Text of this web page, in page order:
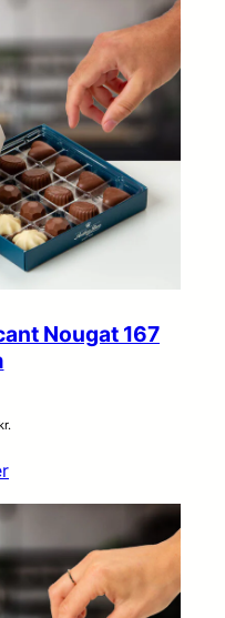
Nougat 167